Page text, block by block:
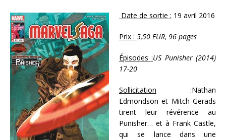
Date de sortie : 19 avril 2016
Prix : 5,50 EUR, 96 pages
Épisodes :US Punisher (2014)
17-20
Sollicitation :Nathan
Edmondson et Mitch Gerads
tirent leur révérence au
Punisher… et à Frank Castle,
qui se lance dans une